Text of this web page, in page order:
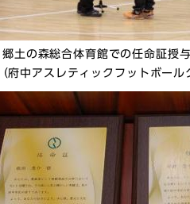
郷土の森総合体育館での任命証授
（府中アスレティックフットボール